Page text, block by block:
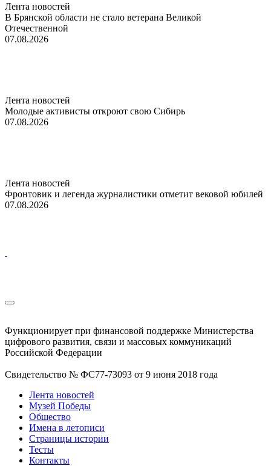
Лента новостей
В Брянской области не стало ветерана Великой
Отечественной
07.08.2026
Лента новостей
Молодые активисты откроют свою Сибирь
07.08.2026
Лента новостей
Фронтовик и легенда журналистики отметит вековой юбилей
07.08.2026
Функционирует при финансовой поддержке Министерства
цифрового развития, связи и массовых коммуникаций
Российской Федерации
Свидетельство № ФС77-73093 от 9 июня 2018 года
Лента новостей
Музей Победы
Общество
Имена в летописи
Страницы истории
Тесты
Контакты